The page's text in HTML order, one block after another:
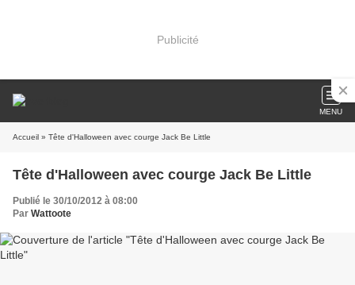
Publicité
MENU
Accueil » Tête d'Halloween avec courge Jack Be Little
Tête d'Halloween avec courge Jack Be Little
Publié le 30/10/2012 à 08:00
Par Wattoote